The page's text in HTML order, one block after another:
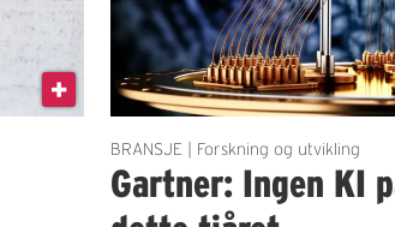
BRANSJE | Forskning og utvikling
Gartner: Ingen KI